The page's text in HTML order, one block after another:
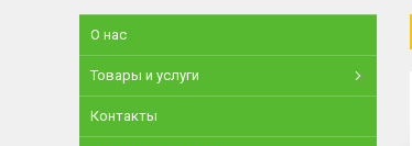
О нас
Товары и услуги
Контакты